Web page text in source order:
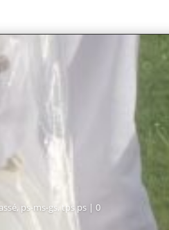
, ps-ms-gs, tps ps| 0